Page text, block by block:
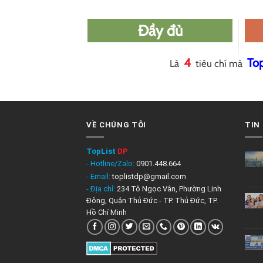
Đầy đủ
Là 4 tiêu chí mà
VỀ CHÚNG TÔI
TopList DP
- Hotline/Zalo: 0901.448.664
- Email:toplistdp@gmail.com
- Địa chỉ: 234 Tô Ngọc Vân, Phường Linh
Đông, Quận Thủ Đức - TP. Thủ Đức, TP.
Hồ Chí Minh
TIN